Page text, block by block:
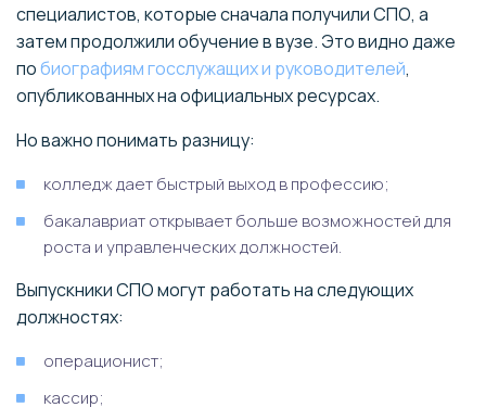
специалистов, которые сначала получили СПО, а
затем продолжили обучение в вузе. Это видно даже
побиографиям госслужащих и руководителей,
опубликованных на официальных ресурсах.
Но важно понимать разницу:
колледж дает быстрый выход в профессию;
бакалавриат открывает больше возможностей для
роста и управленческих должностей.
Выпускники СПО могут работать на следующих
должностях:
операционист;
кассир;